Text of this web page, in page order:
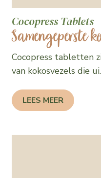
Cocopress Tablets
Samengeperste
Cocopress tabletten
van kokosvezels die
LEES MEER